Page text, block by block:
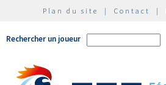
Plan du site | Contact |
Rechercher un joueur